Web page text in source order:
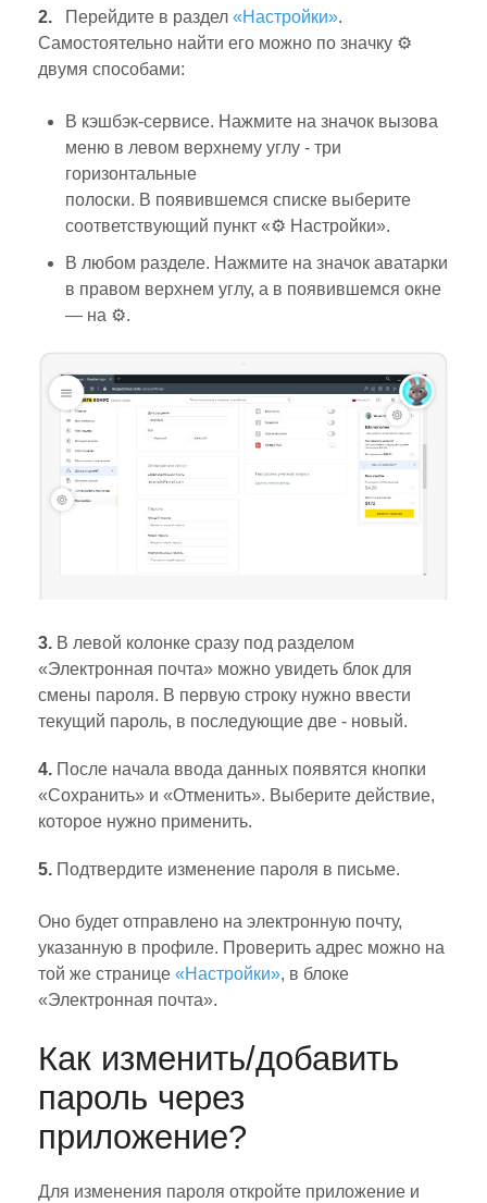
2. Перейдите в раздел «Настройки».
Самостоятельно найти его можно по значку ⚙️
двумя способами:
В кэшбэк-сервисе. Нажмите на значок вызова
меню в левом верхнему углу - три
горизонтальные
полоски. В появившемся списке выберите
соответствующий пункт «⚙️ Настройки».
В любом разделе. Нажмите на значок аватарки
в правом верхнем углу, а в появившемся окне
— на ⚙️.
3. В левой колонке сразу под разделом
«Электронная почта» можно увидеть блок для
смены пароля. В первую строку нужно ввести
текущий пароль, в последующие две - новый.
4. После начала ввода данных появятся кнопки
«Сохранить» и «Отменить». Выберите действие,
которое нужно применить.
5. Подтвердите изменение пароля в письме.
Оно будет отправлено на электронную почту,
указанную в профиле. Проверить адрес можно на
той же странице «Настройки», в блоке
«Электронная почта».
Как изменить/добавить
пароль через
приложение?
Для изменения пароля откройте приложение и